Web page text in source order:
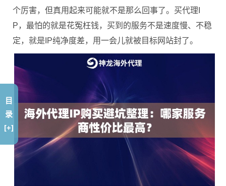
个厉害，但真用起来可能就不是那么回事了。买代理I
P，最怕的就是花冤枉钱，买到的服务不是速度慢、不稳
定，就是IP纯净度差，用一会儿就被目标网站封了。
目
录
[+]